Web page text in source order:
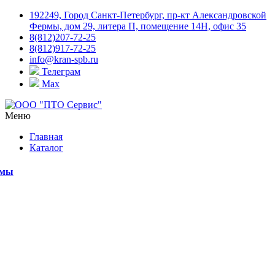
192249, Город Санкт-Петербург, пр-кт Александровской
Фермы, дом 29, литера П, помещение 14Н, офис 35
8(812)207-72-25
8(812)917-72-25
info@kran-spb.ru
Телеграм
Max
Меню
Главная
Каталог